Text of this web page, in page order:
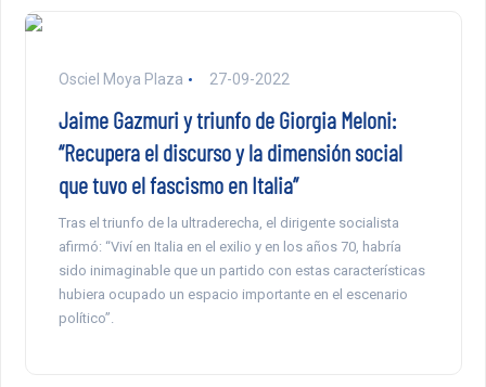
Osciel Moya Plaza 27-09-2022
Jaime Gazmuri y triunfo de Giorgia Meloni:
“Recupera el discurso y la dimensión social
que tuvo el fascismo en Italia”
Tras el triunfo de la ultraderecha, el dirigente socialista
afirmó: “Viví en Italia en el exilio y en los años 70, habría
sido inimaginable que un partido con estas características
hubiera ocupado un espacio importante en el escenario
político”.